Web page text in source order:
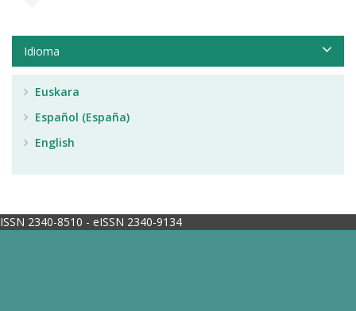
Idioma
Euskara
Español (España)
English
ISSN 2340-8510 - eISSN 2340-9134